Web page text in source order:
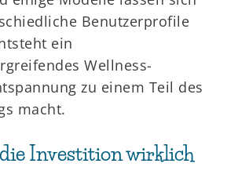
Benutzerprofile
ein
Wellness-
zu einem Teil des
macht.
Investition wirklich